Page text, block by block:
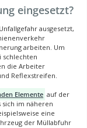
eingesetzt?
ausgesetzt,
arbeiten. Um
schlechten
die Arbeiter
Reflexstreifen.
Elemente auf der
im näheren
eine
der Müllabfuhr